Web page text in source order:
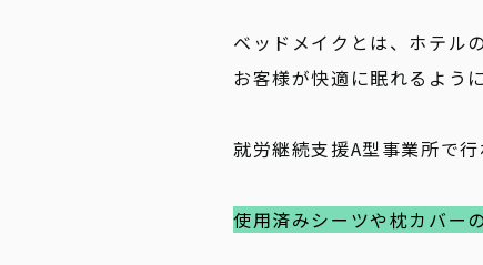
ベッドメイクとは、ホテル
お客様が快適に眠れるように
就労継続支援A型事業所で
使用済みシーツや枕カバー